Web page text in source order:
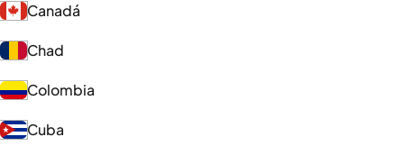
Canadá
Chad
Colombia
Cuba